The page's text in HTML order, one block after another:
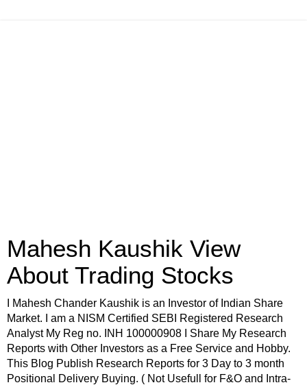
Mahesh Kaushik View
About Trading Stocks
I Mahesh Chander Kaushik is an Investor of Indian Share
Market. I am a NISM Certified SEBI Registered Research
Analyst My Reg no. INH 100000908 I Share My Research
Reports with Other Investors as a Free Service and Hobby.
This Blog Publish Research Reports for 3 Day to 3 month
Positional Delivery Buying. ( Not Usefull for F&O and Intra-